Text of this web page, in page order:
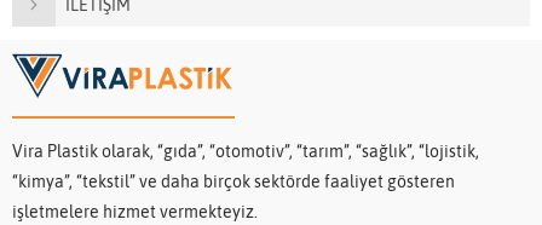
İLETİŞİM
Vira Plastik olarak, “gıda”, “otomotiv”, “tarım”, “sağlık”, “lojistik,
“kimya”, “tekstil” ve daha birçok sektörde faaliyet gösteren
işletmelere hizmet vermekteyiz.